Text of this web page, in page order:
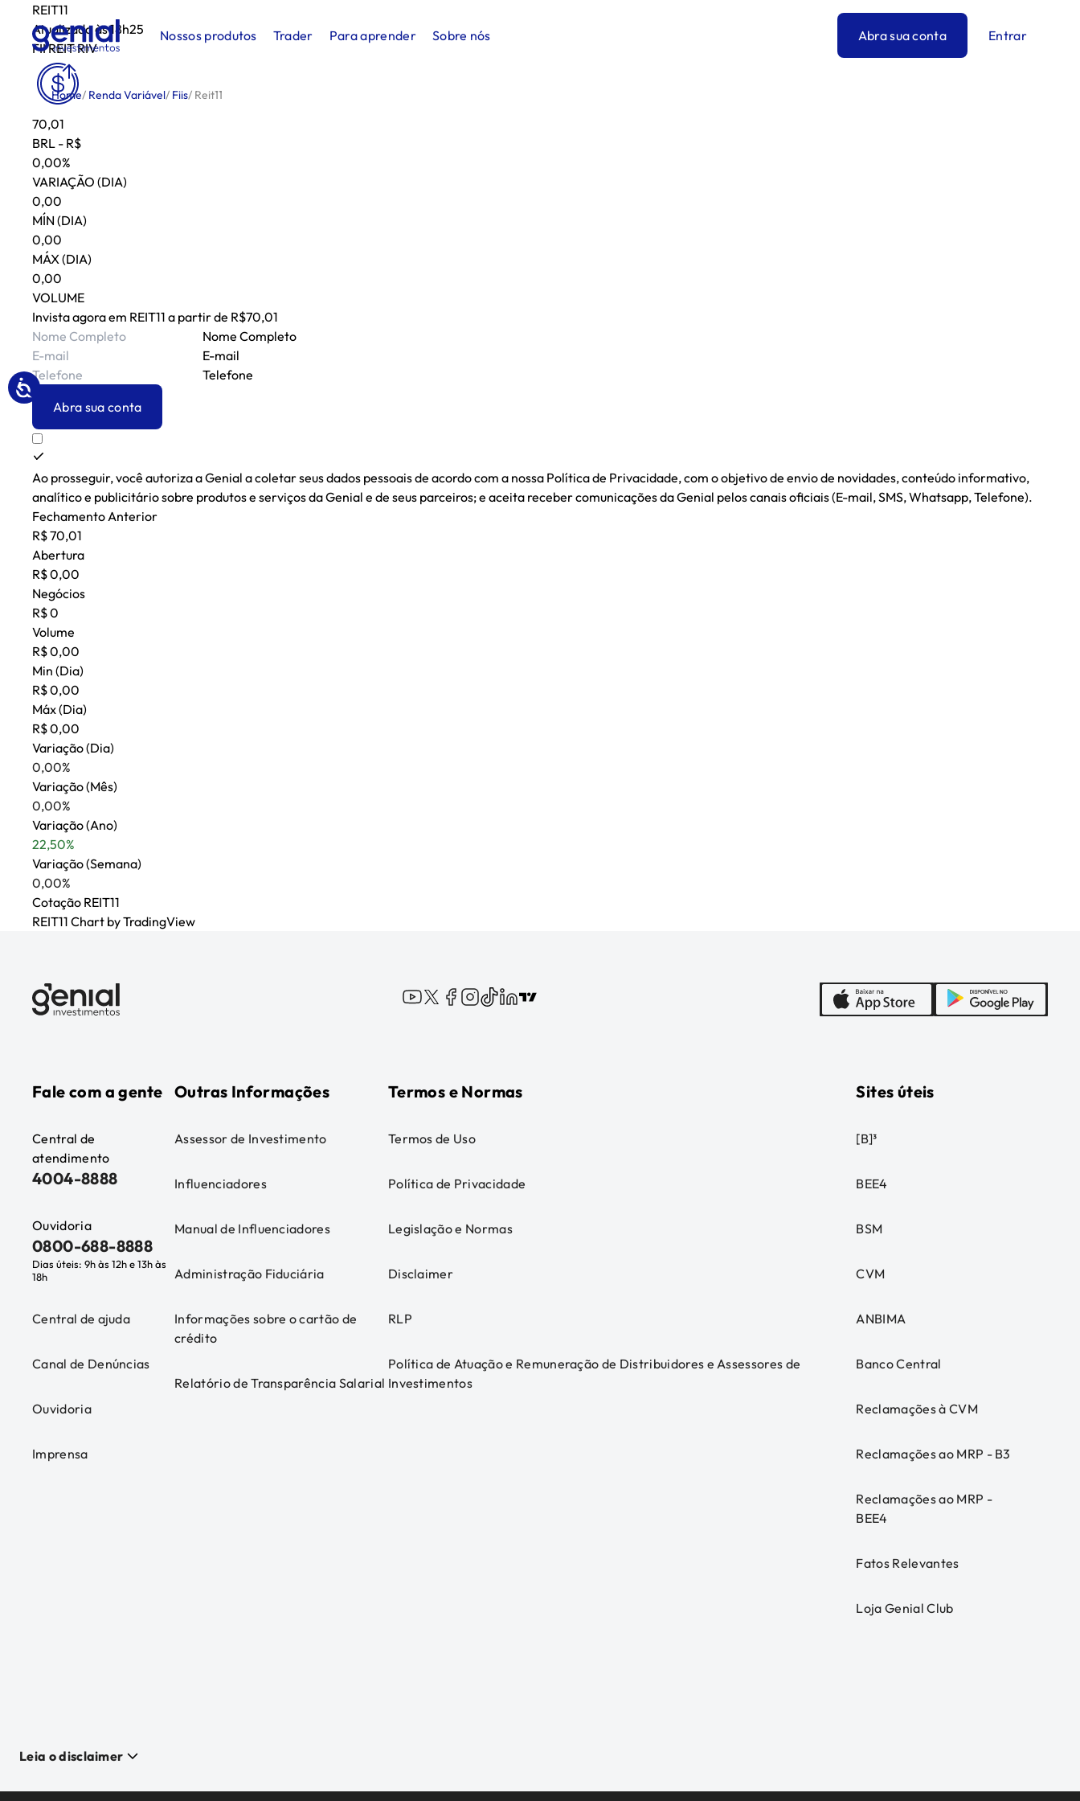
Nossos produtos Trader Para aprender Sobre nós Abra sua conta Entrar
Home/ Renda Variável/ Fiis/ Reit11
REIT11
Atualizado às18h25
FII REIT RIV
70,01
BRL - R$
0,00%
VARIAÇÃO (DIA)
0,00
MÍN (DIA)
0,00
MÁX (DIA)
0,00
VOLUME
Invista agora em REIT11 a partir de R$70,01
Nome Completo
E-mail
Telefone
Abra sua conta
Ao prosseguir, você autoriza a Genial a coletar seus dados pessoais de acordo com a nossa Política de Privacidade, com o objetivo de envio de novidades, conteúdo informativo,
analítico e publicitário sobre produtos e serviços da Genial e de seus parceiros; e aceita receber comunicações da Genial pelos canais oficiais (E-mail, SMS, Whatsapp, Telefone).
Fechamento Anterior
R$ 70,01
Abertura
R$ 0,00
Negócios
R$ 0
Volume
R$ 0,00
Min (Dia)
R$ 0,00
Máx (Dia)
R$ 0,00
Variação (Dia)
0,00%
Variação (Mês)
0,00%
Variação (Ano)
22,50%
Variação (Semana)
0,00%
Cotação REIT11
REIT11 Chart by TradingView
Fale com a gente
Central de
atendimento
4004-8888
Ouvidoria
0800-688-8888
Dias úteis: 9h às 12h e 13h às
18h
Central de ajuda
Canal de Denúncias
Ouvidoria
Imprensa
Outras Informações
Assessor de Investimento
Influenciadores
Manual de Influenciadores
Administração Fiduciária
Informações sobre o cartão de
crédito
Relatório de Transparência Salarial
Termos e Normas
Termos de Uso
Política de Privacidade
Legislação e Normas
Disclaimer
RLP
Política de Atuação e Remuneração de Distribuidores e Assessores de
Investimentos
Sites úteis
[B]³
BEE4
BSM
CVM
ANBIMA
Banco Central
Reclamações à CVM
Reclamações ao MRP - B3
Reclamações ao MRP -
BEE4
Fatos Relevantes
Loja Genial Club
Leia o disclaimer